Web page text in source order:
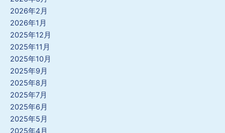
2026年2月
2026年1月
2025年12月
2025年11月
2025年10月
2025年9月
2025年8月
2025年7月
2025年6月
2025年5月